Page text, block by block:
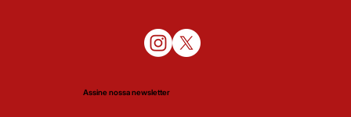
Assine nossa newsletter